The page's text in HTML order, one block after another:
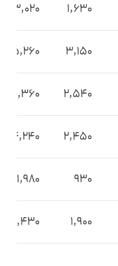
1,630
3,020
3,150
5,260
2,540
4,360
2,450
4,240
930
1,980
1,900
3,430